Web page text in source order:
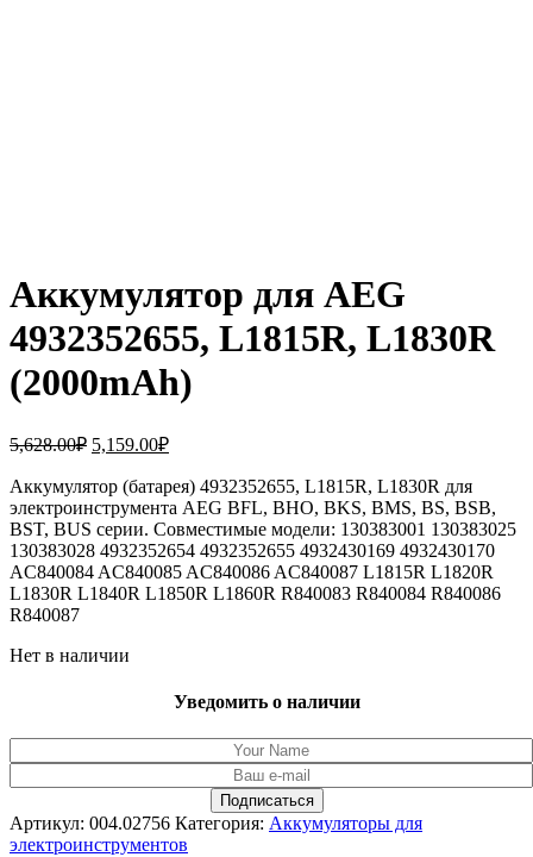
Аккумулятор для AEG
4932352655, L1815R, L1830R
(2000mAh)
5,628.00₽ Первоначальная
составляла
5,628.00₽.
5,159.00₽Текущая
5,159.00₽.
Аккумулятор (батарея) 4932352655, L1815R, L1830R для
электроинструмента AEG BFL, BHO, BKS, BMS, BS, BSB,
BST, BUS серии. Совместимые модели: 130383001 130383025
130383028 4932352654 4932352655 4932430169 4932430170
AC840084 AC840085 AC840086 AC840087 L1815R L1820R
L1830R L1840R L1850R L1860R R840083 R840084 R840086
R840087
Нет в наличии
Уведомить о наличии
Артикул: 004.02756 Категория: Аккумуляторы для
электроинструментов